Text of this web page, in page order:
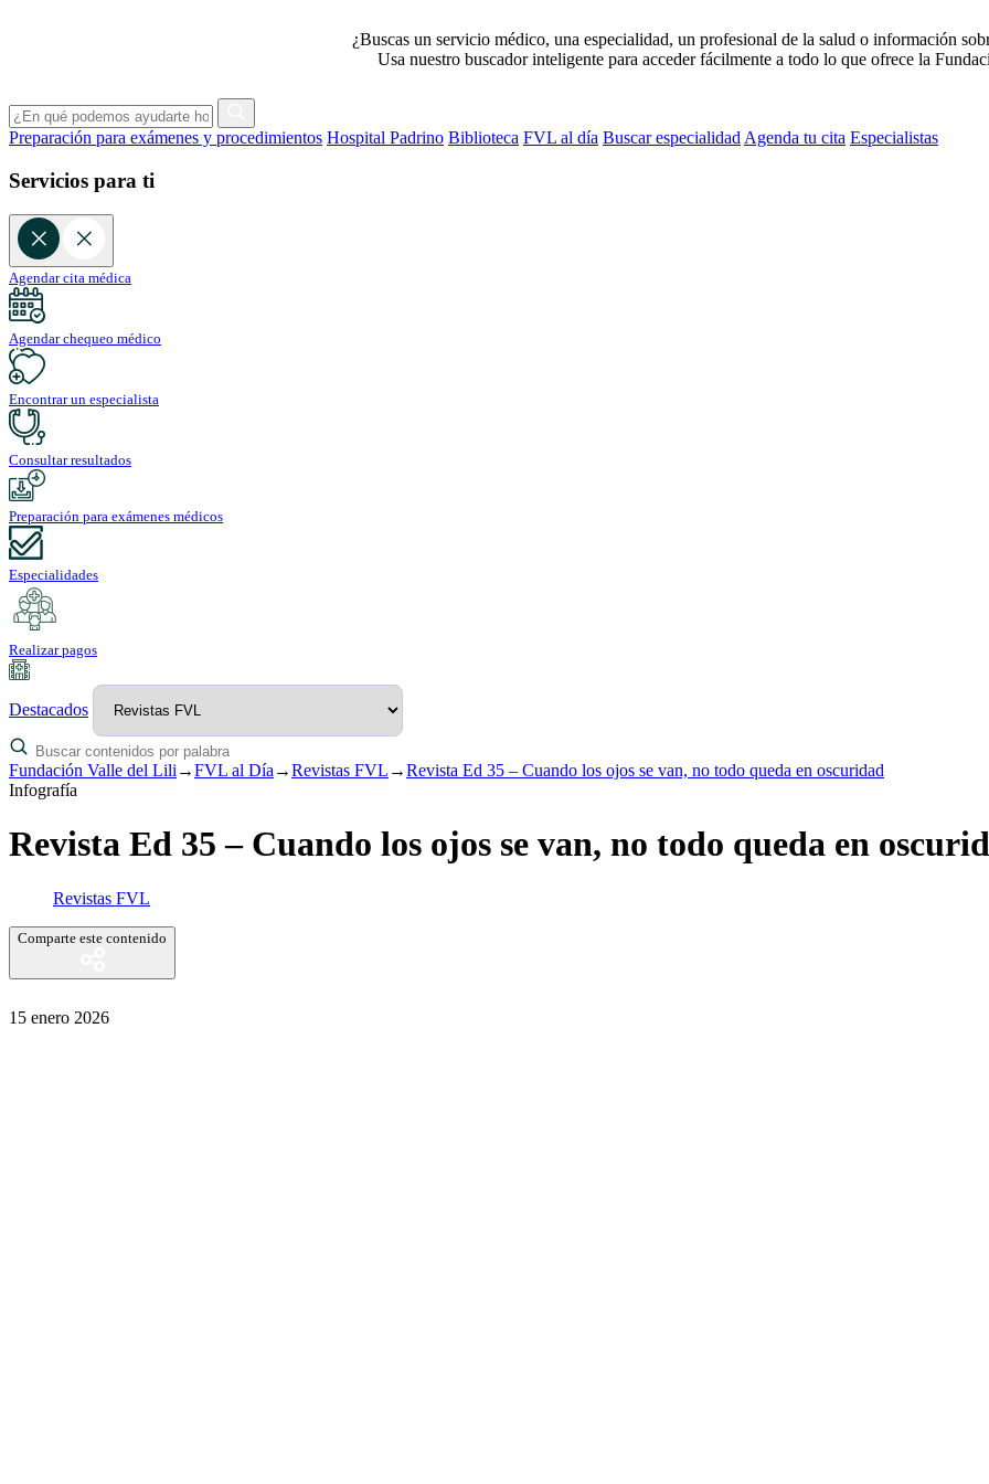
¿Buscas un servicio médico, una especialidad, un profesional de la salud o información
Usa nuestro buscador inteligente para acceder fácilmente a todo lo que ofrece la
Preparación para exámenes y procedimientos Hospital Padrino Biblioteca FVL al día Buscar especialidad Agenda tu cita Especialistas
Servicios para ti
Agendar cita médica
Agendar chequeo médico
Encontrar un especialista
Consultar resultados
Preparación para exámenes médicos
Especialidades
Realizar pagos
Destacados
Fundación Valle del Lili →FVL al Día →Revistas FVL →Revista Ed 35 – Cuando los ojos se van, no todo queda en oscuridad
Infografía
Revista Ed 35 – Cuando los ojos se van, no todo queda en
Revistas FVL
Comparte este contenido
15 enero 2026